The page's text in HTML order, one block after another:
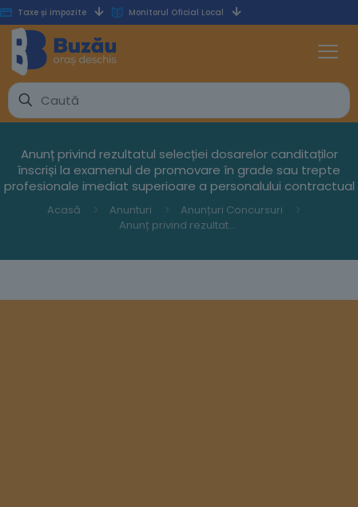
Taxe și impozite Monitorul Oficial Local
Anunț privind rezultatul selecției dosarelor canditaților
înscriși la examenul de promovare în grade sau trepte
profesionale imediat superioare a personalului contractual
Acasă Anunturi
Anunțuri Concursuri
Anunț privind rezultatul selecției dosarelor canditaților înscriși la examenul de promovare în grade sau trepte profesionale imediat superioare a personalului contractual